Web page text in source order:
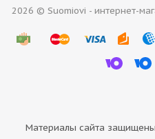
2026 © Suomiovi - интернет-
Материалы сайта